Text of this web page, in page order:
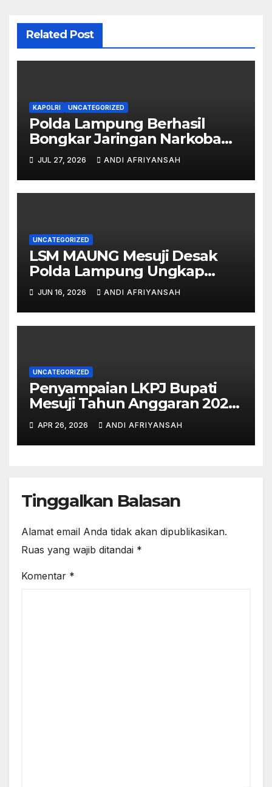
Related Post
KAPOLRI UNCATEGORIZED
Polda Lampung Berhasil
Bongkar Jaringan Narkoba
Medan–Bali, 6 Kilogram Ganja
Digagalkan
JUL 27, 2026 ANDI AFRIYANSAH
UNCATEGORIZED
LSM MAUNG Mesuji Desak
Polda Lampung Ungkap
Semua Pihak di Balik Korupsi
Islamic Center-
JUN 16, 2026 ANDI AFRIYANSAH
UNCATEGORIZED
Penyampaian LKPJ Bupati
Mesuji Tahun Anggaran 2025
Digelar dalam Rapat
Paripurna DPRD
APR 26, 2026 ANDI AFRIYANSAH
Tinggalkan Balasan
Alamat email Anda tidak akan dipublikasikan.
Ruas yang wajib ditandai *
Komentar *